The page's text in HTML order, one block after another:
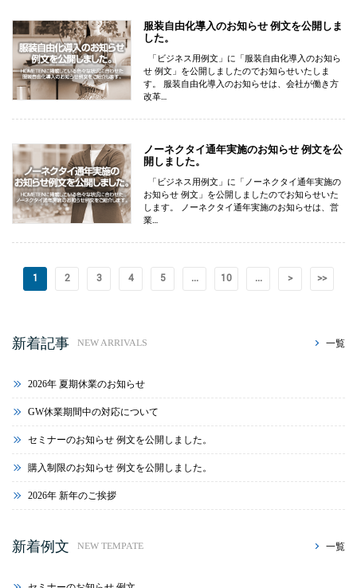
服装自由化導入のお知らせ 例文を公開しま
した。
「ビジネス用例文」に「服装自由化導入のお知ら
せ 例文」を公開しましたのでお知らせいたしま
す。 服装自由化導入のお知らせは、会社が働き方
改革…
ノーネクタイ通年実施のお知らせ 例文を公
開しました。
「ビジネス用例文」に「ノーネクタイ通年実施の
お知らせ 例文」を公開しましたのでお知らせいた
します。 ノーネクタイ通年実施のお知らせは、営
業…
1 2 3 4 5 ... 10 ... > >>
新着記事 NEW ARRIVALS 一覧
2026年 夏期休業のお知らせ
GW休業期間中の対応について
セミナーのお知らせ 例文を公開しました。
購入制限のお知らせ 例文を公開しました。
2026年 新年のご挨拶
新着例文 NEW TEMPATE 一覧